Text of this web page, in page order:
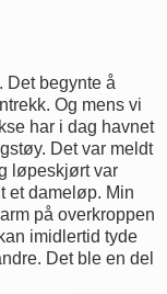
Det begynte å
Og mens vi
har i dag havnet
Det var meldt
løpeskjørt var
et dameløp. Min
på overkroppen
imidlertid tyde
Det ble en del